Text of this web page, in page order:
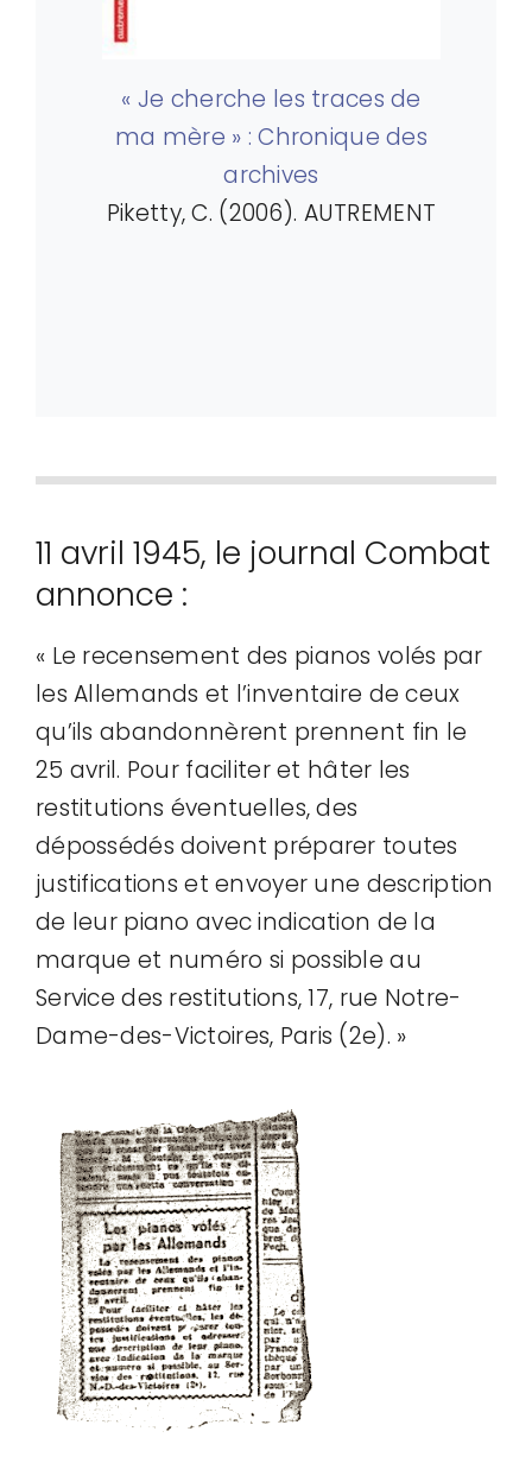
« Je cherche les traces de
ma mère » : Chronique des
archives
Piketty, C. (2006). AUTREMENT
11 avril 1945, le journal Combat
annonce :
« Le recensement des pianos volés par
les Allemands et l’inventaire de ceux
qu’ils abandonnèrent prennent fin le
25 avril. Pour faciliter et hâter les
restitutions éventuelles, des
dépossédés doivent préparer toutes
justifications et envoyer une description
de leur piano avec indication de la
marque et numéro si possible au
Service des restitutions, 17, rue Notre-
Dame-des-Victoires, Paris (2e). »